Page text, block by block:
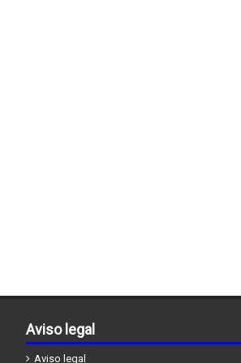
Aviso legal
Aviso legal